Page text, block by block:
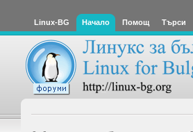
Linux-BG Начало Помощ Търси